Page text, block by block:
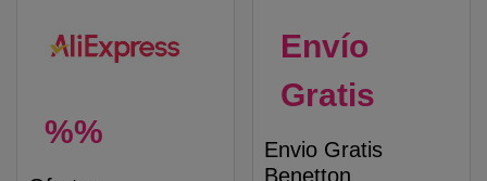
%%
Envío
Gratis
Envio Gratis
Benetton